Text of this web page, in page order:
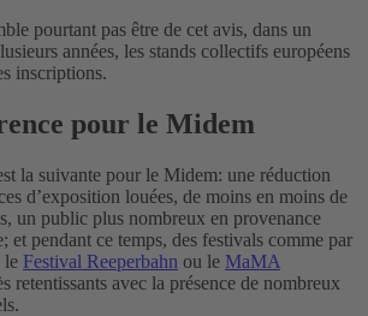
pourtant pas être de cet avis, dans un
années, les stands collectifs européens
inscriptions.
pour le Midem
la suivante pour le Midem: une réduction
d’exposition louées, de moins en moins de
un public plus nombreux en provenance
et pendant ce temps, des festivals comme par
le Festival Reeperbahn ou le MaMA
retentissants avec la présence de nombreux